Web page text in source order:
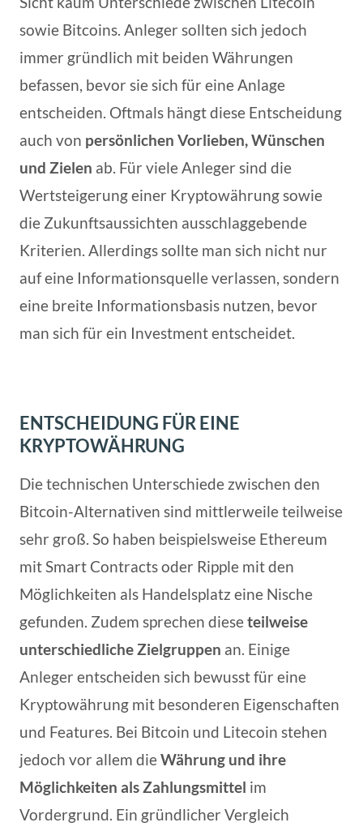
sowie Bitcoins. Anleger sollten sich jedoch
immer gründlich mit beiden Währungen
befassen, bevor sie sich für eine Anlage
entscheiden. Oftmals hängt diese Entscheidung
auch von persönlichen Vorlieben, Wünschen
und Zielen ab. Für viele Anleger sind die
Wertsteigerung einer Kryptowährung sowie
die Zukunftsaussichten ausschlaggebende
Kriterien. Allerdings sollte man sich nicht nur
auf eine Informationsquelle verlassen, sondern
eine breite Informationsbasis nutzen, bevor
man sich für ein Investment entscheidet.
ENTSCHEIDUNG FÜR EINE
KRYPTOWÄHRUNG
Die technischen Unterschiede zwischen den
Bitcoin-Alternativen sind mittlerweile teilweise
sehr groß. So haben beispielsweise Ethereum
mit Smart Contracts oder Ripple mit den
Möglichkeiten als Handelsplatz eine Nische
gefunden. Zudem sprechen dieseteilweise
unterschiedliche Zielgruppen an. Einige
Anleger entscheiden sich bewusst für eine
Kryptowährung mit besonderen Eigenschaften
und Features. Bei Bitcoin und Litecoin stehen
jedoch vor allem dieWährung und ihre
Möglichkeiten als Zahlungsmittel im
Vordergrund. Ein gründlicher Vergleich